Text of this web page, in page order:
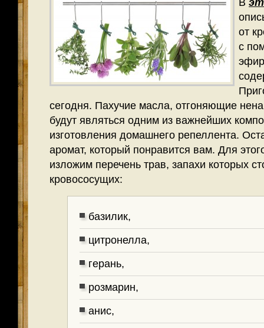
В
от
с
сегодня. Пахучие масла, отгоняющие
будут являться одним из важнейших
изготовления домашнего репеллента.
аромат, который понравится вам. Для
изложим перечень трав, запахи которых
кровососущих:
базилик,
цитронелла,
герань,
розмарин,
анис,